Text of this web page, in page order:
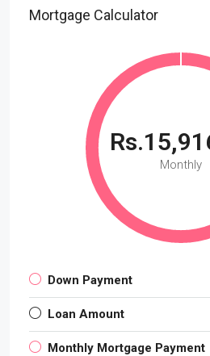
Mortgage Calculator
Monthly
Down Payment
Loan Amount
Monthly Mortgage Payment